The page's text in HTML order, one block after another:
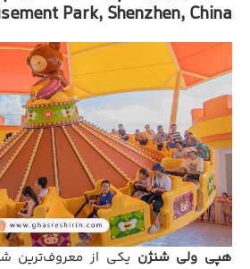
Park, Shenzhen, China)
هپی ولی شنژن یکی از معروف‌ترین